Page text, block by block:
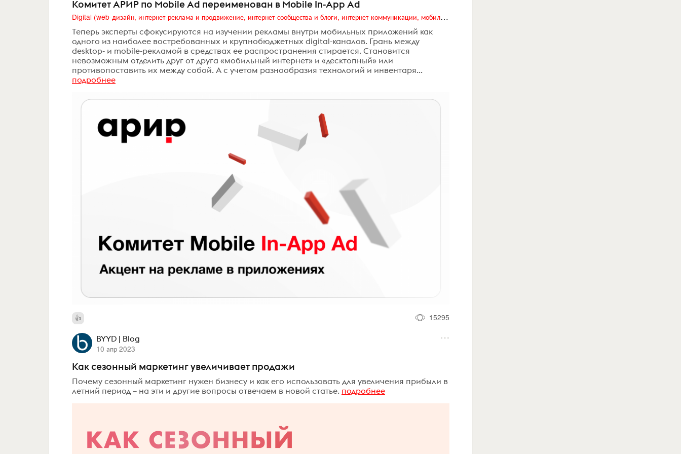
Комитет АРИР по Mobile Ad переименован в Mobile In-App Ad
Digital (web-дизайн, интернет-реклама и продвижение, интернет-сообщества и блоги, интернет-коммуникации, мобильный маркетинг, реклама на цифровых экранах)
Теперь эксперты сфокусируются на изучении рекламы внутри мобильных приложений как
одного из наиболее востребованных и крупнобюджетных digital-каналов. Грань между
desktop- и mobile-рекламой в средствах ее распространения стирается. Становится
невозможным отделить друг от друга «мобильный интернет» и «десктопный» или
противопоставить их между собой. А с учетом разнообразия технологий и инвентаря...
подробнее
15295
BYYD | Blog
10 апр 2023
Как сезонный маркетинг увеличивает продажи
Почему сезонный маркетинг нужен бизнесу и как его использовать для увеличения прибыли в
летний период – на эти и другие вопросы отвечаем в новой статье. подробнее